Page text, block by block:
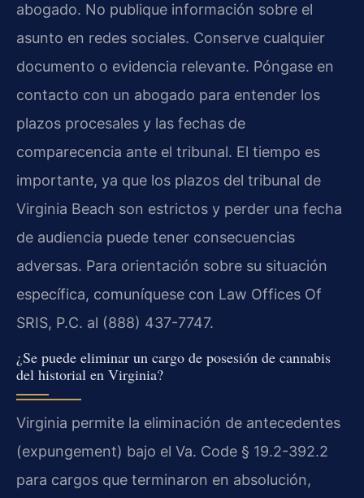
abogado. No publique información sobre el
asunto en redes sociales. Conserve cualquier
documento o evidencia relevante. Póngase en
contacto con un abogado para entender los
plazos procesales y las fechas de
comparecencia ante el tribunal. El tiempo es
importante, ya que los plazos del tribunal de
Virginia Beach son estrictos y perder una fecha
de audiencia puede tener consecuencias
adversas. Para orientación sobre su situación
específica, comuníquese con Law Offices Of
SRIS, P.C. al (888) 437-7747.
¿Se puede eliminar un cargo de posesión de cannabis
del historial en Virginia?
Virginia permite la eliminación de antecedentes
(expungement) bajo el Va. Code § 19.2-392.2
para cargos que terminaron en absolución,